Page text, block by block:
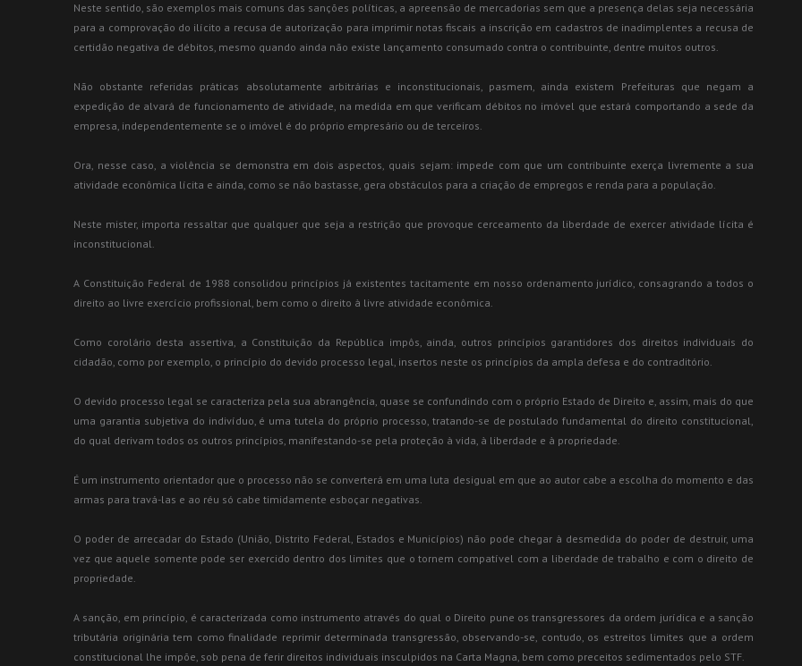
Neste sentido, são exemplos mais comuns das sanções políticas, a apreensão de mercadorias sem que a presença delas seja necessária
para a comprovação do ilícito a recusa de autorização para imprimir notas fiscais a inscrição em cadastros de inadimplentes a recusa de
certidão negativa de débitos, mesmo quando ainda não existe lançamento consumado contra o contribuinte, dentre muitos outros.
Não obstante referidas práticas absolutamente arbitrárias e inconstitucionais, pasmem, ainda existem Prefeituras que negam a
expedição de alvará de funcionamento de atividade, na medida em que verificam débitos no imóvel que estará comportando a sede da
empresa, independentemente se o imóvel é do próprio empresário ou de terceiros.
Ora, nesse caso, a violência se demonstra em dois aspectos, quais sejam: impede com que um contribuinte exerça livremente a sua
atividade econômica lícita e ainda, como se não bastasse, gera obstáculos para a criação de empregos e renda para a população.
Neste mister, importa ressaltar que qualquer que seja a restrição que provoque cerceamento da liberdade de exercer atividade lícita é
inconstitucional.
A Constituição Federal de 1988 consolidou princípios já existentes tacitamente em nosso ordenamento jurídico, consagrando a todos o
direito ao livre exercício profissional, bem como o direito à livre atividade econômica.
Como corolário desta assertiva, a Constituição da República impôs, ainda, outros princípios garantidores dos direitos individuais do
cidadão, como por exemplo, o princípio do devido processo legal, insertos neste os princípios da ampla defesa e do contraditório.
O devido processo legal se caracteriza pela sua abrangência, quase se confundindo com o próprio Estado de Direito e, assim, mais do que
uma garantia subjetiva do indivíduo, é uma tutela do próprio processo, tratando-se de postulado fundamental do direito constitucional,
do qual derivam todos os outros princípios, manifestando-se pela proteção à vida, à liberdade e à propriedade.
É um instrumento orientador que o processo não se converterá em uma luta desigual em que ao autor cabe a escolha do momento e das
armas para travá-las e ao réu só cabe timidamente esboçar negativas.
O poder de arrecadar do Estado (União, Distrito Federal, Estados e Municípios) não pode chegar à desmedida do poder de destruir, uma
vez que aquele somente pode ser exercido dentro dos limites que o tornem compatível com a liberdade de trabalho e com o direito de
propriedade.
A sanção, em princípio, é caracterizada como instrumento através do qual o Direito pune os transgressores da ordem jurídica e a sanção
tributária originária tem como finalidade reprimir determinada transgressão, observando-se, contudo, os estreitos limites que a ordem
constitucional lhe impõe, sob pena de ferir direitos individuais insculpidos na Carta Magna, bem como preceitos sedimentados pelo STF.